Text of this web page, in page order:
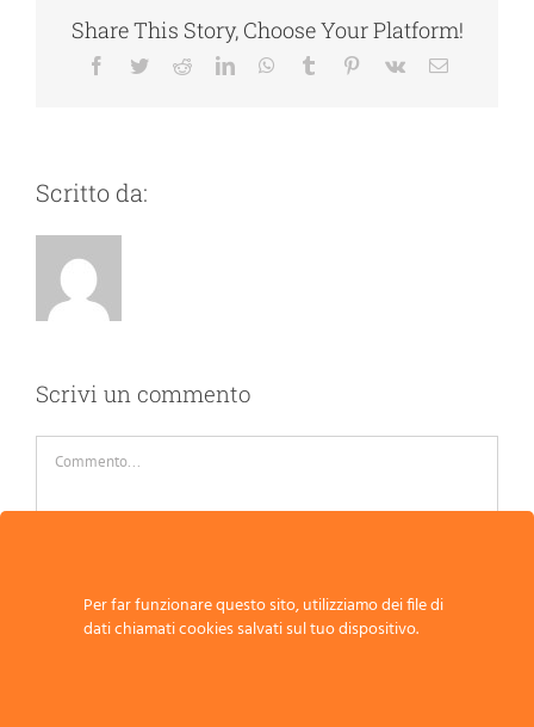
Share This Story, Choose Your Platform!
Facebook
TwitterRedditLinkedInWhatsApp
Tumblr Pinterest
Vk Email
Scritto da:
Scrivi un commento
Per far funzionare questo sito, utilizziamo dei file di
dati chiamati cookies salvati sul tuo dispositivo.